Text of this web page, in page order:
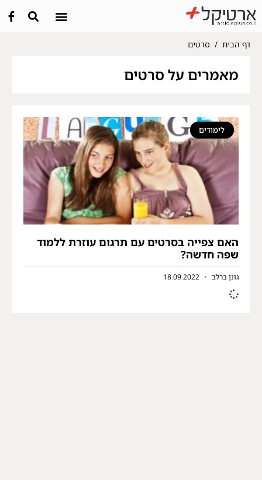
דף הבית / סרטים
מאמרים על סרטים
לימודים
האם צפייה בסרטים עם תרגום עוזרת ללמוד
שפה חדשה?
גונן ברלב